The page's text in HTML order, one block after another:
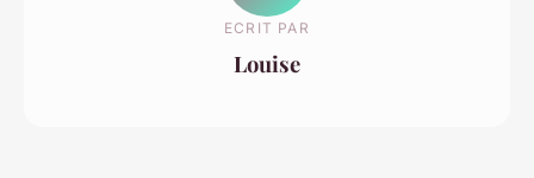
ECRIT PAR
Louise